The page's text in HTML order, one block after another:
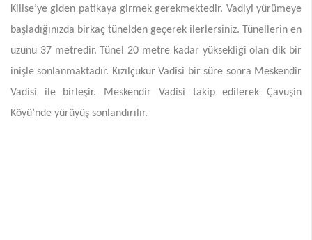
Kilise’ye giden patikaya girmek gerekmektedir. Vadiyi yürümeye
başladığınızda birkaç tünelden geçerek ilerlersiniz. Tünellerin en
uzunu 37 metredir. Tünel 20 metre kadar yüksekliği olan dik bir
inişle sonlanmaktadır. Kızılçukur Vadisi bir süre sonra Meskendir
Vadisi ile birleşir. Meskendir Vadisi takip edilerek Çavuşin
Köyü’nde yürüyüş sonlandırılır.